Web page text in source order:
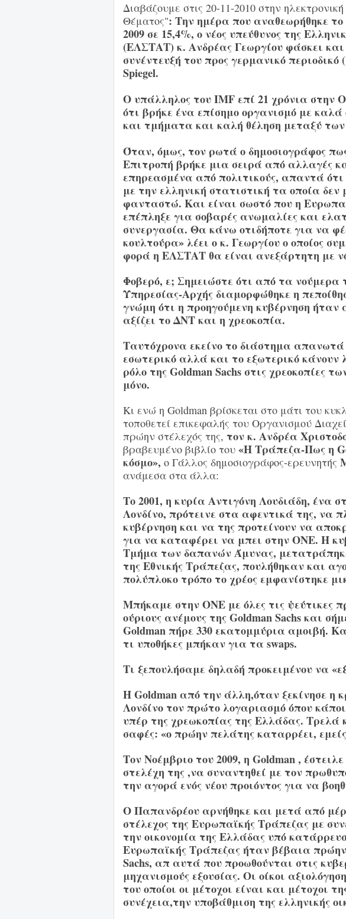
Διαβάζουμε στις 20-11-2010 στην
Θέματος": Την ημέρα που αναθεωρήθηκε
2009 σε 15,4%, ο νέος υπεύθυνος της
(ΕΛΣΤΑΤ) κ. Ανδρέας Γεωργίου φάσκει
συνέντευξή του προς γερμανικό περιοδικό
Spiegel.
Ο υπάλληλος του IMF επί 21 χρόνια στην
ότι βρήκε ένα επίσημο οργανισμό με
και τμήματα και καλή θέληση μεταξύ
Όταν, όμως, τον ρωτά ο δημοσιογράφος
Επιτροπή βρήκε μια σειρά από αλλαγές
επηρεασμένα από πολιτικούς, απαντά
με την ελληνική στατιστική τα οποία
φανταστώ. Και είναι σωστό που η
επέπληξε για σοβαρές ανωμαλίες και
συνεργασία. Θα κάνω οτιδήποτε για να
κουλτούρα» λέει ο κ. Γεωργίου ο οποίος
φορά η ΕΛΣΤΑΤ θα είναι ανεξάρτητη με
Φοβερό, ε; Σημειώστε ότι από τα νούμερα
Υπηρεσίας-Αρχής διαμορφώθηκε η
γνώμη ότι η προηγούμενη κυβέρνηση ήταν
αξίζει το ΔΝΤ και η χρεοκοπία.
Ταυτόχρονα εκείνο το διάστημα
εσωτερικό αλλά και το εξωτερικό κάνουν
ρόλο της Goldman Sachs στις χρεοκοπίες
μόνο.
Κι ενώ η Goldman βρίσκεται στο μάτι του
τοποθετεί επικεφαλής του Οργανισμού
πρώην στέλεχός της, τον κ. Ανδρέα
βραβευμένο βιβλίο του «Η Τράπεζα-Πως η
κόσμο», ο Γάλλος δημοσιογράφος-ερευνητής
ανάμεσα στα άλλα:
Το 2001, η κυρία Αντιγόνη Λουδιάδη, ένα
Λονδίνο, πρότεινε στα αφεντικά της, να
κυβέρνηση και να της προτείνουν να
για να καταφέρει να μπει στην ΟΝΕ. Η
Tμήμα των δαπανών Άμυνας,
της Εθνικής Τράπεζας, πουλήθηκαν και
πολύπλοκο τρόπο το χρέος εμφανίστηκε
Μπήκαμε στην ΟΝΕ με όλες τις ψεύτικες
ούριους ανέμους της Goldman Sachs και
Goldman πήρε 330 εκατομμύρια αμοιβή.
τι υποθήκες μπήκαν για τα swaps.
Τι ξεπουλήσαμε δηλαδή προκειμένου να
Η Goldman από την άλλη,όταν ξεκίνησε η
Λονδίνο τον πρώτο λογαριασμό όπου
υπέρ της χρεωκοπίας της Ελλάδας. Τρελά
σαφές: «ο πρώην πελάτης καταρρέει,
Τον Νοέμβριο του 2009, η Goldman ,
στελέχη της ,να συναντηθεί με τον
την αγορά ενός νέου προιόντος για να
Ο Παπανδρέου αρνήθηκε και μετά από
στέλεχος της Ευρωπαϊκής Τράπεζας με
την οικονομία της Ελλάδας υπό
Ευρωπαϊκής Τράπεζας ήταν βέβαια πρώην
Sachs, απ αυτά που προωθούνται στις
μηχανισμούς εξουσίας. Οι οίκοι
του οποίοι οι μέτοχοι είναι και μέτοχοι
συνέχεια,την υποβάθμιση της ελληνικής